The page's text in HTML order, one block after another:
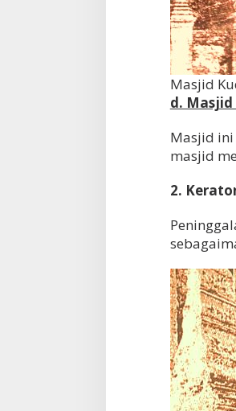
Masjid
d. Masjid
Masjid ini
masjid
2.